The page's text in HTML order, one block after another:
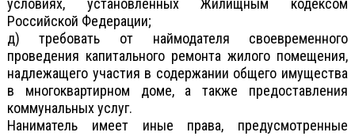
условиях, установленных Жилищным кодексом
Российской Федерации;
д) требовать от наймодателя своевременного
проведения капитального ремонта жилого помещения,
надлежащего участия в содержании общего имущества
в многоквартирном доме, а также предоставления
коммунальных услуг.
Наниматель имеет иные права, предусмотренные